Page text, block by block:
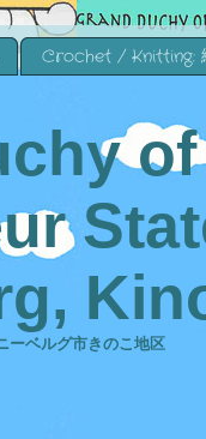
Crochet / Knitting:
ーベルグ市きのこ地区